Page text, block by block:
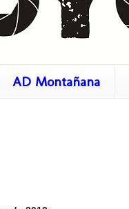
AD Montañana